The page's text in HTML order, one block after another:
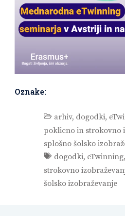
Oznake:
arhiv, dogodki,
poklicno in strokovno
splošno šolsko
dogodki, eTwinning,
strokovno
šolsko izobraževanje